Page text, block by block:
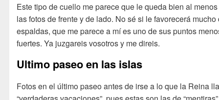
Este tipo de cuello me parece que le queda bien al
las fotos de frente y de lado. No sé si le favorecerá mucho
espaldas, que me parece a mí es uno de sus puntos
fuertes. Ya juzgareis vosotros y me direis.
Ultimo paseo en las islas
Fotos en el último paseo antes de irse a lo que la Reina